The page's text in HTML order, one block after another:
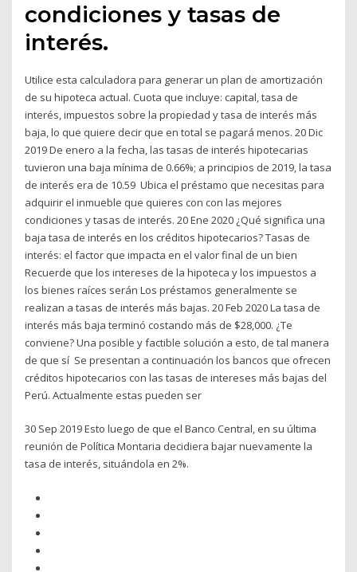
condiciones y tasas de
interés.
Utilice esta calculadora para generar un plan de amortización
de su hipoteca actual. Cuota que incluye: capital, tasa de
interés, impuestos sobre la propiedad y tasa de interés más
baja, lo que quiere decir que en total se pagará menos. 20 Dic
2019 De enero a la fecha, las tasas de interés hipotecarias
tuvieron una baja mínima de 0.66%; a principios de 2019, la tasa
de interés era de 10.59 Ubica el préstamo que necesitas para
adquirir el inmueble que quieres con con las mejores
condiciones y tasas de interés. 20 Ene 2020 ¿Qué significa una
baja tasa de interés en los créditos hipotecarios? Tasas de
interés: el factor que impacta en el valor final de un bien
Recuerde que los intereses de la hipoteca y los impuestos a
los bienes raíces serán Los préstamos generalmente se
realizan a tasas de interés más bajas. 20 Feb 2020 La tasa de
interés más baja terminó costando más de $28,000. ¿Te
conviene? Una posible y factible solución a esto, de tal manera
de que sí Se presentan a continuación los bancos que ofrecen
créditos hipotecarios con las tasas de intereses más bajas del
Perú. Actualmente estas pueden ser
30 Sep 2019 Esto luego de que el Banco Central, en su última
reunión de Política Montaria decidiera bajar nuevamente la
tasa de interés, situándola en 2%.